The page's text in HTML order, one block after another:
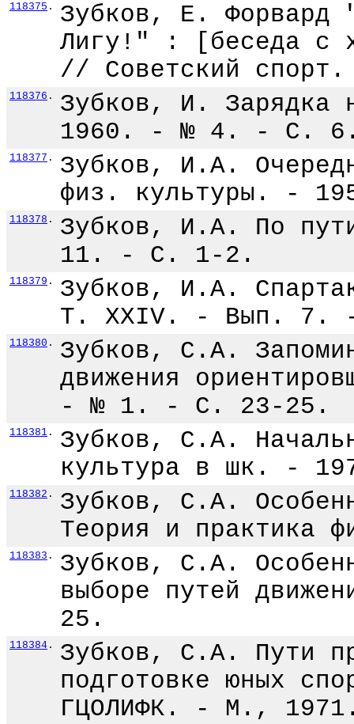
118375 .
Зубков, Е. Форвард
Лигу!" : [беседа с
// Советский
118376 .
Зубков, И. Зарядка
1960. - № 4. - С.
118377 .
Зубков, И.А.
физ. культуры. -
118378 .
Зубков, И.А. По
11. - С. 1-2.
118379 .
Зубков, И.А.
Т. XXIV. - Вып. 7.
118380 .
Зубков, С.А.
движения
- № 1. - С. 23-25.
118381 .
Зубков, С.А.
культура в шк. -
118382 .
Зубков, С.А.
Теория и
118383 .
Зубков, С.А.
выборе путей
25.
118384 .
Зубков, С.А. Пути
подготовке юных
ГЦОЛИФК. - М.,